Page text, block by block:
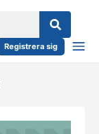
Registrera sig